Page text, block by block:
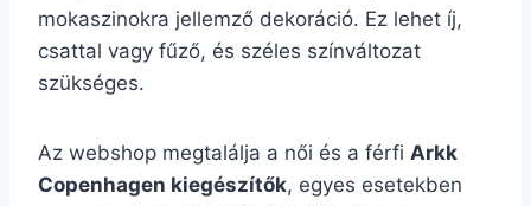
mokaszinokra jellemző dekoráció. Ez lehet íj,
csattal vagy fűző, és széles színváltozat
szükséges.
Az webshop megtalálja a női és a férfi Arkk
Copenhagen kiegészítők, egyes esetekben